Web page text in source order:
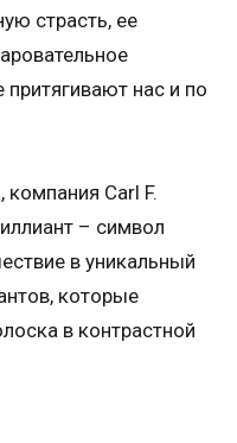
страсть, ее
нас и по
Carl F.
– символ
в уникальный
которые
в контрастной